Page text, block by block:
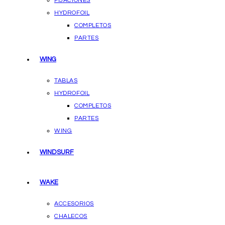
HYDROFOIL
COMPLETOS
PARTES
WING
TABLAS
HYDROFOIL
COMPLETOS
PARTES
WING
WINDSURF
WAKE
ACCESORIOS
CHALECOS